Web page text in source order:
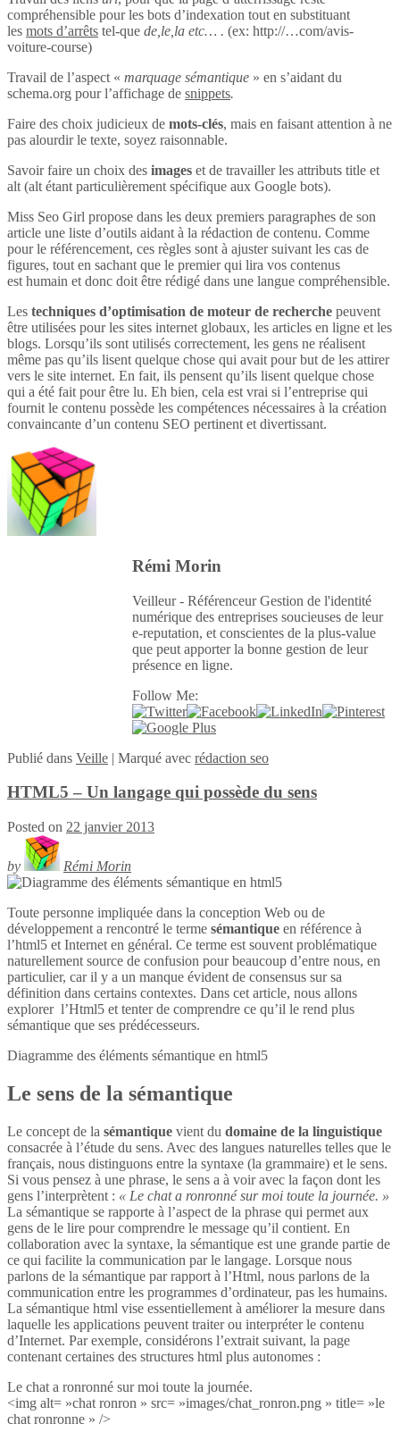
compréhensible pour les bots d’indexation tout en substituant
les mots d’arrêts tel-que de,le,la etc… . (ex: http://…com/avis-
voiture-course)
Travail de l’aspect « marquage sémantique » en s’aidant du
schema.org pour l’affichage de snippets.
Faire des choix judicieux de mots-clés, mais en faisant attention à ne
pas alourdir le texte, soyez raisonnable.
Savoir faire un choix des images et de travailler les attributs title et
alt (alt étant particulièrement spécifique aux Google bots).
Miss Seo Girl propose dans les deux premiers paragraphes de son
article une liste d’outils aidant à la rédaction de contenu. Comme
pour le référencement, ces règles sont à ajuster suivant les cas de
figures, tout en sachant que le premier qui lira vos contenus
est humain et donc doit être rédigé dans une langue compréhensible.
Les techniques d’optimisation de moteur de recherche peuvent
être utilisées pour les sites internet globaux, les articles en ligne et les
blogs. Lorsqu’ils sont utilisés correctement, les gens ne réalisent
même pas qu’ils lisent quelque chose qui avait pour but de les attirer
vers le site internet. En fait, ils pensent qu’ils lisent quelque chose
qui a été fait pour être lu. Eh bien, cela est vrai si l’entreprise qui
fournit le contenu possède les compétences nécessaires à la création
convaincante d’un contenu SEO pertinent et divertissant.
Rémi Morin
Veilleur - Référenceur Gestion de l'identité
numérique des entreprises soucieuses de leur
e-reputation, et conscientes de la plus-value
que peut apporter la bonne gestion de leur
présence en ligne.
Follow Me:
Publié dans Veille | Marqué avec rédaction seo
HTML5 – Un langage qui possède du sens
Posted on 22 janvier 2013
by Rémi Morin
Toute personne impliquée dans la conception Web ou de
développement a rencontré le terme sémantique en référence à
l’html5 et Internet en général. Ce terme est souvent problématique
naturellement source de confusion pour beaucoup d’entre nous, en
particulier, car il y a un manque évident de consensus sur sa
définition dans certains contextes. Dans cet article, nous allons
explorer l’Html5 et tenter de comprendre ce qu’il le rend plus
sémantique que ses prédécesseurs.
Diagramme des éléments sémantique en html5
Le sens de la sémantique
Le concept de la sémantique vient du domaine de la linguistique
consacrée à l’étude du sens. Avec des langues naturelles telles que le
français, nous distinguons entre la syntaxe (la grammaire) et le sens.
Si vous pensez à une phrase, le sens a à voir avec la façon dont les
gens l’interprètent : « Le chat a ronronné sur moi toute la journée. »
La sémantique se rapporte à l’aspect de la phrase qui permet aux
gens de le lire pour comprendre le message qu’il contient. En
collaboration avec la syntaxe, la sémantique est une grande partie de
ce qui facilite la communication par le langage. Lorsque nous
parlons de la sémantique par rapport à l’Html, nous parlons de la
communication entre les programmes d’ordinateur, pas les humains.
La sémantique html vise essentiellement à améliorer la mesure dans
laquelle les applications peuvent traiter ou interpréter le contenu
d’Internet. Par exemple, considérons l’extrait suivant, la page
contenant certaines des structures html plus autonomes :
Le chat a ronronné sur moi toute la journée.
<img alt= »chat ronron » src= »images/chat_ronron.png » title= »le
chat ronronne » />